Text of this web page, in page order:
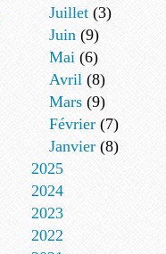
Juillet (3)
Juin (9)
Mai (6)
Avril (8)
Mars (9)
Février (7)
Janvier (8)
2025
2024
2023
2022